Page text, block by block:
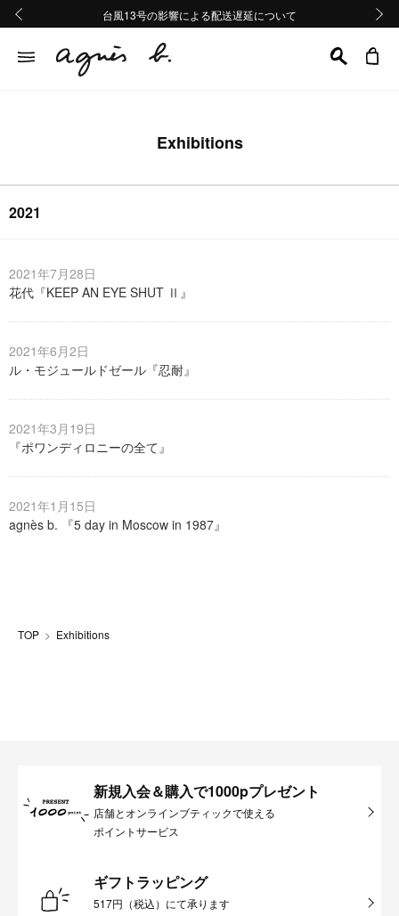
熊本地域地震の影響による配送遅延について
Summer Sale 2buy10%OFF!!
台風13号の影響による配送遅延について
熊本地域地震の影響による配送遅延について
Summer Sale 2buy10%OFF!!
Exhibitions
2021
2021年7月28日
花代『KEEP AN EYE SHUT Ⅱ』
2021年6月2日
ル・モジュールドゼール『忍耐』
2021年3月19日
『ポワンディロニーの全て』
2021年1月15日
agnès b. 『5 day in Moscow in 1987』
TOP Exhibitions
新規入会＆購入で1000pプレゼント
店舗とオンラインブティックで使える
ポイントサービス
ギフトラッピング
517円（税込）にて承ります